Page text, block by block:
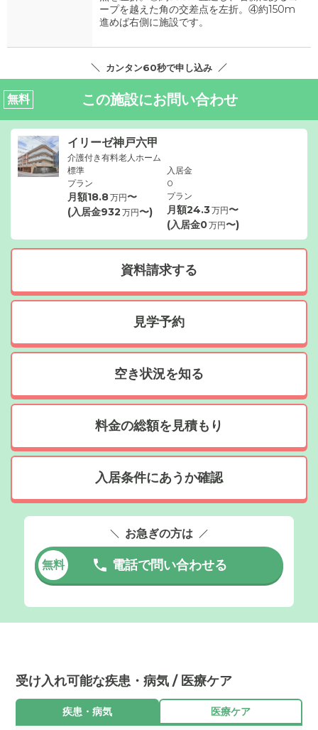
ープを越えた角の交差点を左折。④約150m
進めば右側に施設です。
カンタン60秒で申し込み
無料 この施設にお問い合わせ
イリーゼ神戸六甲
介護付き有料老人ホーム
標準
プラン
月額18.8万円〜
(入居金932 万円〜)
入居金
0
プラン
月額24.3万円〜
(入居金0万円〜)
資料請求する
見学予約
空き状況を知る
料金の総額を見積もり
入居条件にあうか確認
お急ぎの方は
無料 電話で問い合わせる
受け入れ可能な疾患・病気 / 医療ケア
疾患・病気 医療ケア